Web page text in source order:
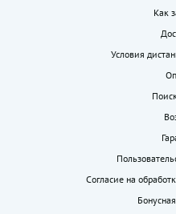
Как
Условия
Согласие на